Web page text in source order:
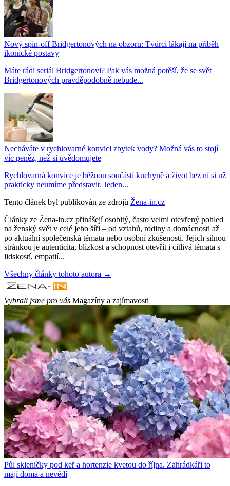
Nový spin-off Bridgertonových na obzoru: Tvůrci lákají na příběh
ikonické postavy
Máte rádi seriál Bridgertonovi? Pak vás možná potěší, že se svět
Bridgertonových pravděpodobně nebude...
Necháváte v rychlovarné konvici zbytek vody? Možná vás to stojí
víc peněz, než si uvědomujete
Rychlovarná konvice je běžnou součástí kuchyně a život bez ní si už
prakticky neumíme představit. Jeden...
Tento článek byl publikován ze zdrojů Žena-in.cz
Články ze Žena-in.cz přinášejí osobitý, často velmi otevřený pohled
na ženský svět v celé jeho šíři – od vztahů, rodiny a domácnosti až
po aktuální společenská témata nebo osobní zkušenosti. Jejich silnou
stránkou je autenticita, blízkost a schopnost otevřít i citlivá témata s
lidskostí, empatií...
Všechny články tohoto autora →
Vybrali jsme pro vás Magazíny a zajímavosti
Půl skleničky pod keř a hortenzie kvetou do října. Zahrádkáři to
mají doma a nevědí